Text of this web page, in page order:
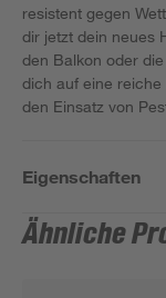
resistent gegen
dir jetzt dein neues
den Balkon oder
dich auf eine
den Einsatz von
Eigenschaften
Ähnliche